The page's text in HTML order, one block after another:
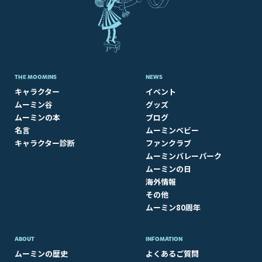
THE MOOMINS
キャラクター
ムーミン谷
ムーミンの本
名言
キャラクター診断
NEWS
イベント
グッズ
ブログ
ムーミンベビー
ファンクラブ
ムーミンバレーパーク
ムーミンの日
海外情報
その他
ムーミン80周年
ABOUT​
ムーミンの歴史
INFOMATION
よくあるご質問